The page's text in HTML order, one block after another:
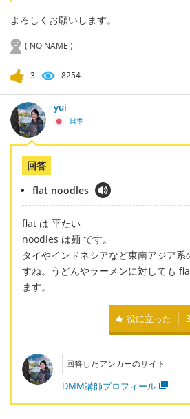
よろしくお願いします。
( NO NAME )
3 8254
yui
日本
回答
flat noodles
flat は 平たい
noodles は麺 です。
タイやインドネシアなど東南アジア系
すね。うどんやラーメンに対しても
ます。
役に立った 3
回答したアンカーのサイト
DMM講師プロフィール